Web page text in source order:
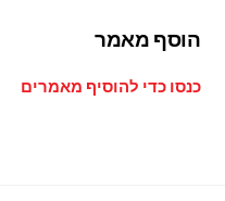
הוסף מאמר
כנסו כדי להוסיף מאמרים